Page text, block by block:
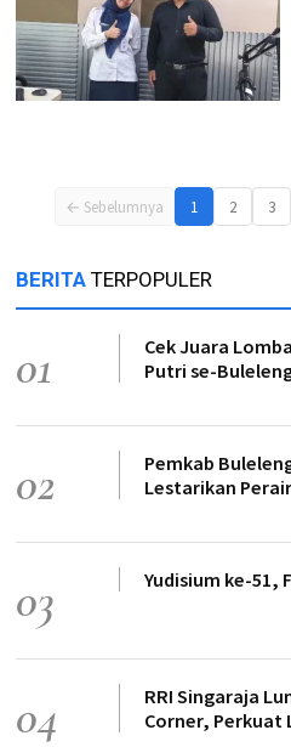
← Sebelumnya 1 2 3
BERITA TERPOPULER
01
Cek Juara
Putri se-
02
Pemkab
Lestarikan
03 Yudisium ke-51,
04
RRI Singaraja
Corner, Perkuat